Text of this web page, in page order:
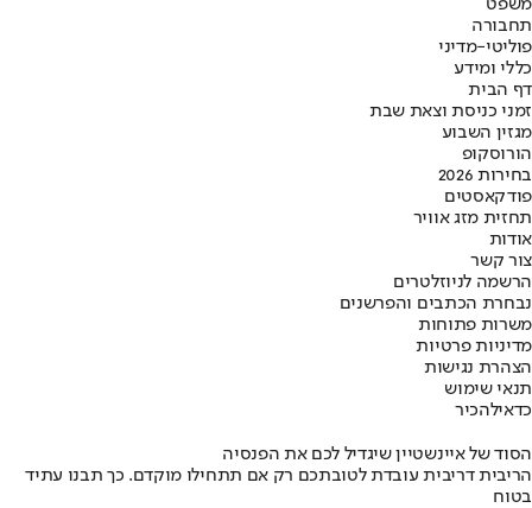
משפט
תחבורה
פוליטי-מדיני
כללי ומידע
דף הבית
זמני כניסת וצאת שבת
מגזין השבוע
הורוסקופ
בחירות 2026
פודקאסטים
תחזית מזג אוויר
אודות
צור קשר
הרשמה לניוזלטרים
נבחרת הכתבים והפרשנים
משרות פתוחות
מדיניות פרטיות
הצהרת נגישות
תנאי שימוש
כדאילהכיר
הסוד של איינשטיין שיגדיל לכם את הפנסיה
הריבית דריבית עובדת לטובתכם רק אם תתחילו מוקדם. כך תבנו עתיד
בטוח